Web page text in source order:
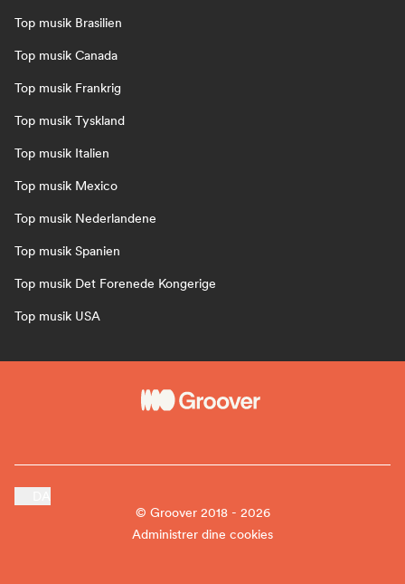
Top musik Brasilien
Top musik Canada
Top musik Frankrig
Top musik Tyskland
Top musik Italien
Top musik Mexico
Top musik Nederlandene
Top musik Spanien
Top musik Det Forenede Kongerige
Top musik USA
© Groover 2018 - 2026
Administrer dine cookies